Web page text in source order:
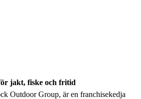
jakt, fiske och fritid
Outdoor Group, är en franchisekedja